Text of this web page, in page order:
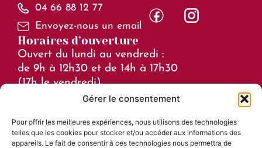
Gérer le consentement
Pour offrir les meilleures expériences, nous utilisons des technologies
telles que les cookies pour stocker et/ou accéder aux informations des
appareils. Le fait de consentir à ces technologies nous permettra de
04 66 88 12 77
Envoyez-nous un email
Horaires d’ouverture
Ouvert du lundi au vendredi :
de 9h à 12h30 et de 14h à 17h30
(17h le vendredi)
de 8h à 15h
Liens utiles